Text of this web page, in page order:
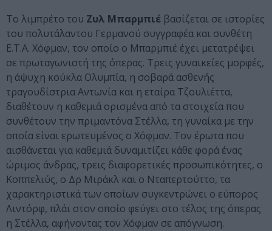
Το λιμπρέτο του Ζυλ Μπαρμπιέ βασίζεται σε ιστορίες
του πολυτάλαντου Γερμανού συγγραφέα και συνθέτη
Ε.Τ.Α. Χόφμαν, τον οποίο ο Μπαρμπιέ έχει μετατρέψει
σε πρωταγωνιστή της όπερας. Τρεις γυναικείες μορφές,
η άψυχη κούκλα Ολυμπία, η σοβαρά ασθενής
τραγουδίστρια Αντωνία και η εταίρα Τζουλιέττα,
διαθέτουν η καθεμιά ορισμένα από τα στοιχεία που
συνθέτουν την πριμαντόνα Στέλλα, τη γυναίκα με την
οποία είναι ερωτευμένος ο Χόφμαν. Τον έρωτα που
αισθάνεται για καθεμιά δυναμιτίζει κάθε φορά ένας
ώριμος άνδρας, τρεις διαφορετικές προσωπικότητες, ο
Κοππελιύς, ο Δρ Μιράκλ και ο Νταπερτούττο, τα
χαρακτηριστικά των οποίων συγκεντρώνει ο εύπορος
Λιντόρφ, πλάι στον οποίο φεύγει στο τέλος της όπερας
η Στέλλα, αφήνοντας τον Χόφμαν σε απόγνωση.